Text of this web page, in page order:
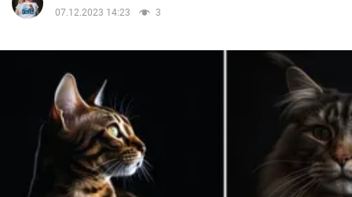
Polityka
Społeczeństwo
Wojna na Ukrainie
07.12.2023 14:23
3